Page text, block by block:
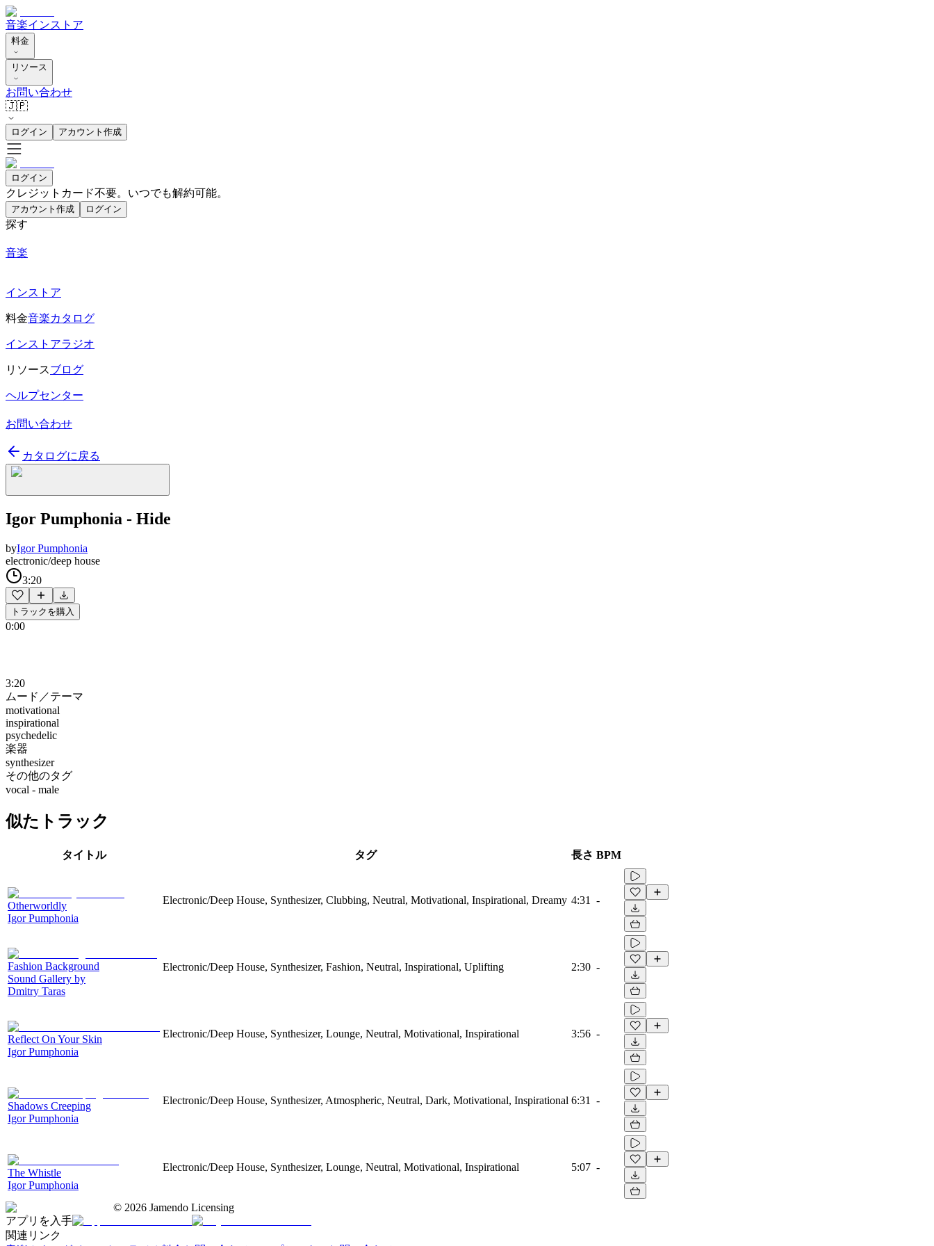
音楽インストア
料金
リソース
お問い合わせ
🇯🇵
ログイン アカウント作成
ログイン
クレジットカード不要。いつでも解約可能。
アカウント作成 ログイン
探す
音楽
インストア
料金音楽カタログ
インストアラジオ
リソースブログ
ヘルプセンター
お問い合わせ
カタログに戻る
Igor Pumphonia - Hide
byIgor Pumphonia
electronic/deep house
3:20
トラックを購入
0:00
3:20
ムード／テーマ
motivational
inspirational
psychedelic
楽器
synthesizer
その他のタグ
vocal - male
似たトラック
タイトル タグ 長さ BPM
Otherworldly
Igor Pumphonia
Electronic/Deep House, Synthesizer, Clubbing, Neutral, Motivational, Inspirational, Dreamy 4:31 -
Fashion Background
Sound Gallery by
Dmitry Taras
Electronic/Deep House, Synthesizer, Fashion, Neutral, Inspirational, Uplifting 2:30 -
Reflect On Your Skin
Igor Pumphonia
Electronic/Deep House, Synthesizer, Lounge, Neutral, Motivational, Inspirational 3:56 -
Shadows Creeping
Igor Pumphonia
Electronic/Deep House, Synthesizer, Atmospheric, Neutral, Dark, Motivational, Inspirational 6:31 -
The Whistle
Igor Pumphonia
Electronic/Deep House, Synthesizer, Lounge, Neutral, Motivational, Inspirational 5:07 -
© 2026 Jamendo Licensing
アプリを入手
関連リンク